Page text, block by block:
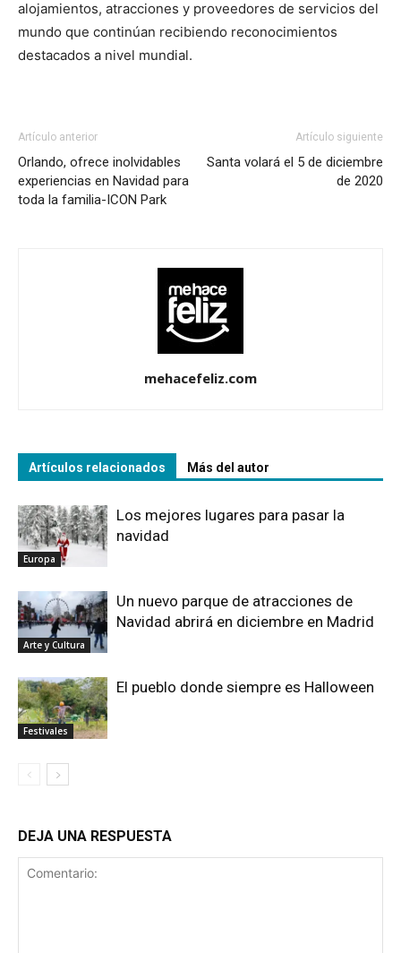
alojamientos, atracciones y proveedores de servicios del
mundo que continúan recibiendo reconocimientos
destacados a nivel mundial.
Artículo anterior
Orlando, ofrece inolvidables
experiencias en Navidad para
toda la familia-ICON Park
Artículo siguiente
Santa volará el 5 de diciembre
de 2020
mehacefeliz.com
Artículos relacionados Más del autor
Europa
Los mejores lugares para pasar la
navidad
Arte y Cultura
Un nuevo parque de atracciones de
Navidad abrirá en diciembre en Madrid
Festivales
El pueblo donde siempre es Halloween
DEJA UNA RESPUESTA